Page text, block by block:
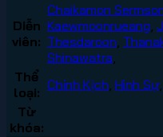
Diễn
viên:
Chaikamon
Kaewmoonrueang
Thesdaroon
Shinawatra
Thể
loại: Chính Kịch Hình Sự
Từ
khóa: